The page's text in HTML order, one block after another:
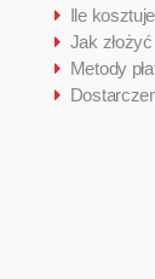
Ile kosztuje
Jak
Metody